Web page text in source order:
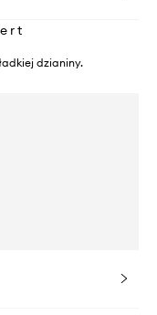
r t
dzianiny.